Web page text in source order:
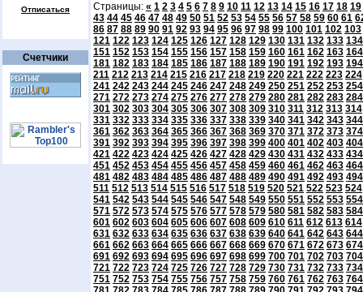
Отписаться
Счетчики
Страницы: « 1 2 3 4 5 6 7 8 9 10 11 12 13 14 15 16 17 18 19
43 44 45 46 47 48 49 50 51 52 53 54 55 56 57 58 59 60 61
86 87 88 89 90 91 92 93 94 95 96 97 98 99 100 101 102 103
121 122 123 124 125 126 127 128 129 130 131 132 133 134
151 152 153 154 155 156 157 158 159 160 161 162 163 164
181 182 183 184 185 186 187 188 189 190 191 192 193 194
211 212 213 214 215 216 217 218 219 220 221 222 223 224
241 242 243 244 245 246 247 248 249 250 251 252 253 254
271 272 273 274 275 276 277 278 279 280 281 282 283 284
301 302 303 304 305 306 307 308 309 310 311 312 313 314
331 332 333 334 335 336 337 338 339 340 341 342 343 344
361 362 363 364 365 366 367 368 369 370 371 372 373 374
391 392 393 394 395 396 397 398 399 400 401 402 403 404
421 422 423 424 425 426 427 428 429 430 431 432 433 434
451 452 453 454 455 456 457 458 459 460 461 462 463 464
481 482 483 484 485 486 487 488 489 490 491 492 493 494
511 512 513 514 515 516 517 518 519 520 521 522 523 524
541 542 543 544 545 546 547 548 549 550 551 552 553 554
571 572 573 574 575 576 577 578 579 580 581 582 583 584
601 602 603 604 605 606 607 608 609 610 611 612 613 614
631 632 633 634 635 636 637 638 639 640 641 642 643 644
661 662 663 664 665 666 667 668 669 670 671 672 673 674
691 692 693 694 695 696 697 698 699 700 701 702 703 704
721 722 723 724 725 726 727 728 729 730 731 732 733 734
751 752 753 754 755 756 757 758 759 760 761 762 763 764